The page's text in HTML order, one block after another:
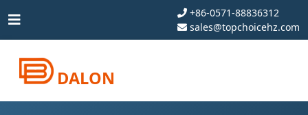
+86-0571-88836312
sales@topchoicehz.com
DALON